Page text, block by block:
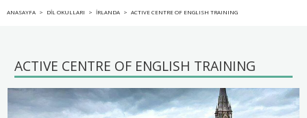
ANASAYFA > DİL OKULLARI > İRLANDA > ACTIVE CENTRE OF ENGLISH TRAINING
ACTIVE CENTRE OF ENGLISH TRAINING